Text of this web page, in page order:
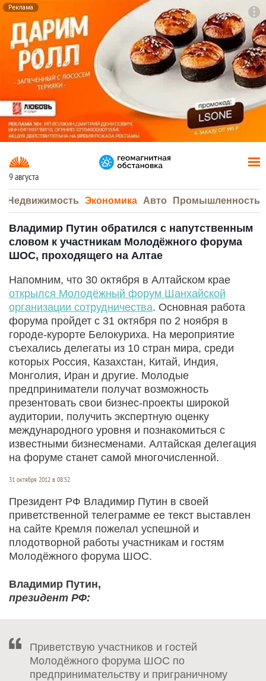
Реклама
9 августа
Недвижимость Экономика Авто Промышленность
Владимир Путин обратился с напутственным
словом к участникам Молодёжного форума
ШОС, проходящего на Алтае
Напомним, что 30 октября в Алтайском крае
открылся Молодёжный форум Шанхайской
организации сотрудничества. Основная работа
форума пройдет с 31 октября по 2 ноября в
городе-курорте Белокуриха. На мероприятие
съехались делегаты из 10 стран мира, среди
которых Россия, Казахстан, Китай, Индия,
Монголия, Иран и другие. Молодые
предприниматели получат возможность
презентовать свои бизнес-проекты широкой
аудитории, получить экспертную оценку
международного уровня и познакомиться с
известными бизнесменами. Алтайская делегация
на форуме станет самой многочисленной.
31 октября 2012 в 08:52
Президент РФ Владимир Путин в своей
приветственной телеграмме ее текст выставлен
на сайте Кремля пожелал успешной и
плодотворной работы участникам и гостям
Молодёжного форума ШОС.
Владимир Путин,
президент РФ:
Приветствую участников и гостей
Молодёжного форума ШОС по
предпринимательству и приграничному